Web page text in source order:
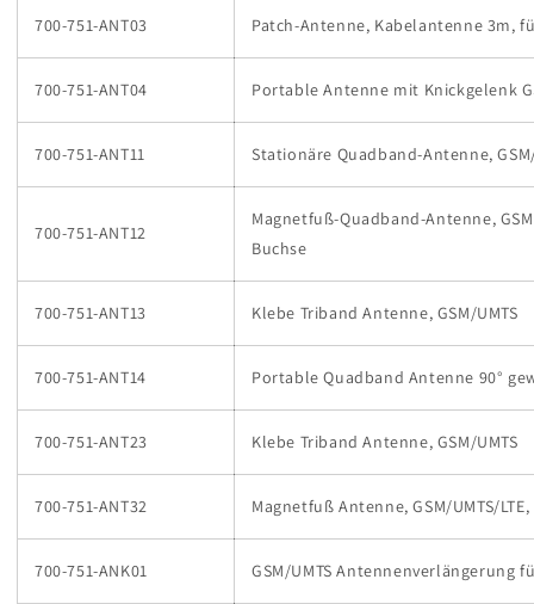
700-751-ANT03 Patch-Antenne, Kabelantenne 3m,
700-751-ANT04 Portable Antenne mit Knickgelenk
700-751-ANT11 Stationäre Quadband-Antenne,
700-751-ANT12
Magnetfuß-Quadband-Antenne,
Buchse
700-751-ANT13 Klebe Triband Antenne, GSM/UMTS
700-751-ANT14 Portable Quadband Antenne 90°
700-751-ANT23 Klebe Triband Antenne, GSM/UMTS
700-751-ANT32 Magnetfuß Antenne, GSM/UMTS/
700-751-ANK01 GSM/UMTS Antennenverlängerung